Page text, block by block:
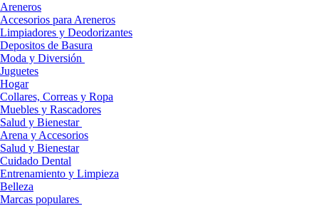
Areneros
Accesorios para Areneros
Limpiadores y Deodorizantes
Depositos de Basura
Moda y Diversión
Juguetes
Hogar
Collares, Correas y Ropa
Muebles y Rascadores
Salud y Bienestar
Arena y Accesorios
Salud y Bienestar
Cuidado Dental
Entrenamiento y Limpieza
Belleza
Marcas populares